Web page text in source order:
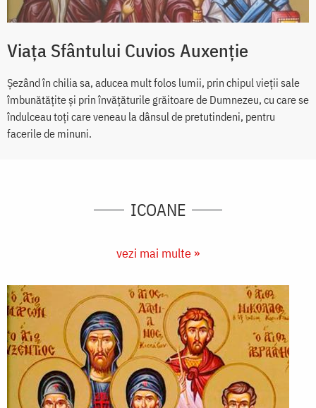
Viața Sfântului Cuvios Auxenție
Șezând în chilia sa, aducea mult folos lumii, prin chipul vieții sale
îmbunătățite și prin învățăturile grăitoare de Dumnezeu, cu care se
îndulceau toți care veneau la dânsul de pretutindeni, pentru
facerile de minuni.
ICOANE
vezi mai multe »